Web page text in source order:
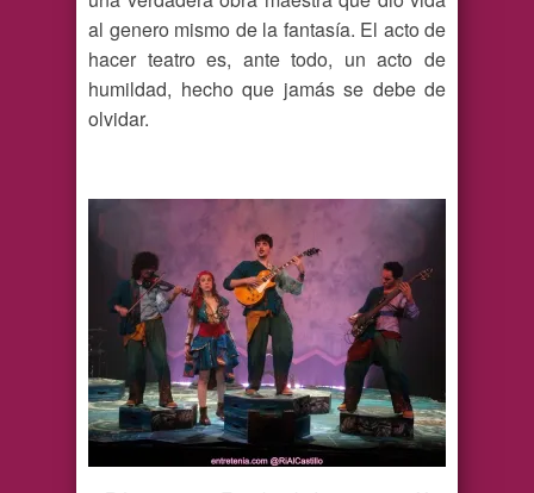
al genero mismo de la fantasía. El acto de
hacer teatro es, ante todo, un acto de
humildad, hecho que jamás se debe de
olvidar.